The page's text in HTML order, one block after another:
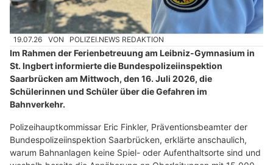
19.07.26 VON POLIZEI.NEWS REDAKTION
Im Rahmen der Ferienbetreuung am Leibniz-Gymnasium in
St. Ingbert informierte die Bundespolizeiinspektion
Saarbrücken am Mittwoch, den 16. Juli 2026, die
Schülerinnen und Schüler über die Gefahren im
Bahnverkehr.
Polizeihauptkommissar Eric Finkler, Präventionsbeamter der
Bundespolizeiinspektion Saarbrücken, erklärte anschaulich,
warum Bahnanlagen keine Spiel- oder Aufenthaltsorte sind und